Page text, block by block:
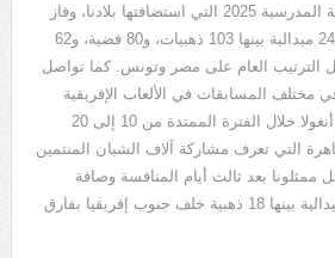
المدرسية
التي استضافتها بلادنا، وفاز
ميدالية بينها ذهبيات، و80 فضية، و62
الترتيب العام على مصر وتونس كما تواصل
في مختلف المسابقات في الألعاب الإفريقية
خلال الفترة الممتدة من إلى
التي تعرف مشاركة آلاف الشبان المنتمين
ممثلونا بعد ثالث أيام المنافسة وصافة
بينها
ذهبية خلف جنوب إفريقيا بفارق